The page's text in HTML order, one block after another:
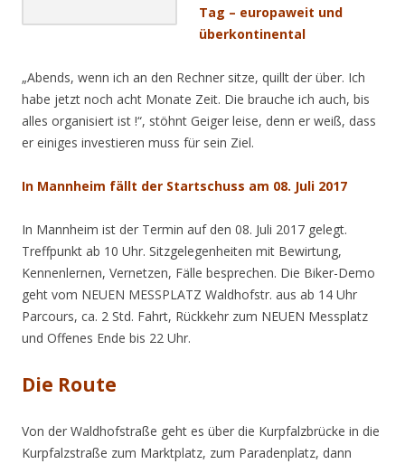
Tag – europaweit und
überkontinental
„Abends, wenn ich an den Rechner sitze, quillt der über. Ich
habe jetzt noch acht Monate Zeit. Die brauche ich auch, bis
alles organisiert ist !“, stöhnt Geiger leise, denn er weiß, dass
er einiges investieren muss für sein Ziel.
In Mannheim fällt der Startschuss am 08. Juli 2017
In Mannheim ist der Termin auf den 08. Juli 2017 gelegt.
Treffpunkt ab 10 Uhr. Sitzgelegenheiten mit Bewirtung,
Kennenlernen, Vernetzen, Fälle besprechen. Die Biker-Demo
geht vom NEUEN MESSPLATZ Waldhofstr. aus ab 14 Uhr
Parcours, ca. 2 Std. Fahrt, Rückkehr zum NEUEN Messplatz
und Offenes Ende bis 22 Uhr.
Die Route
Von der Waldhofstraße geht es über die Kurpfalzbrücke in die
Kurpfalzstraße zum Marktplatz, zum Paradenplatz, dann